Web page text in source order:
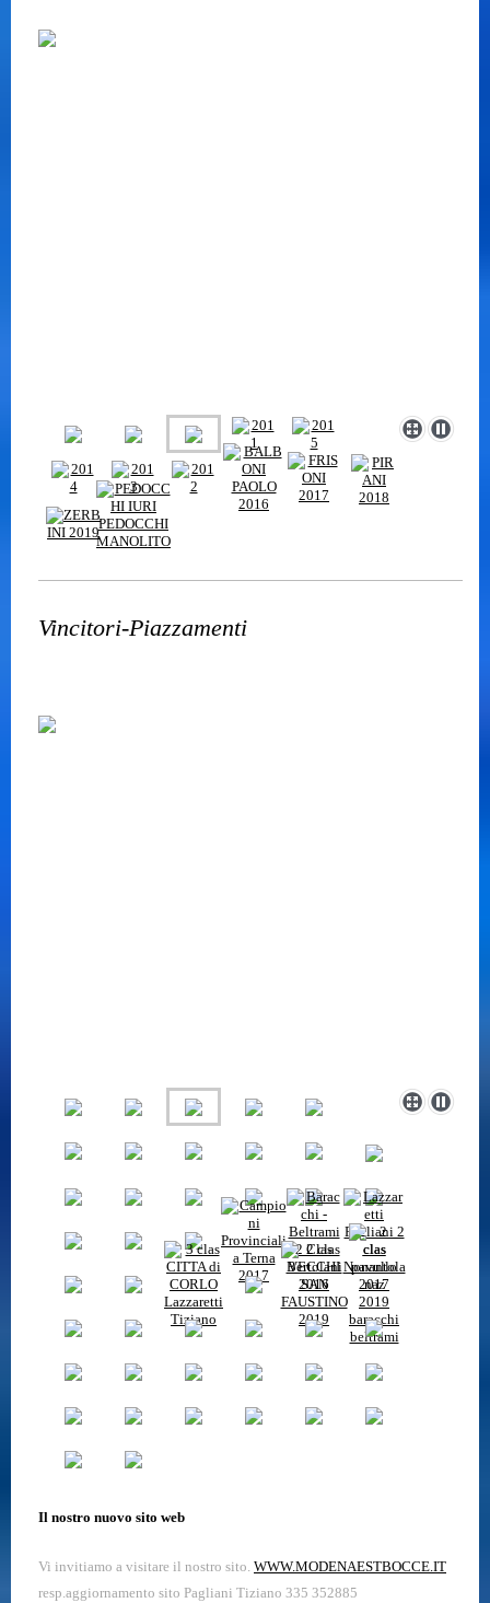
Vincitori-Piazzamenti
Il nostro nuovo sito web
Vi invitiamo a visitare il nostro sito. WWW.MODENAESTBOCCE.IT
resp.aggiornamento sito Pagliani Tiziano 335 352885